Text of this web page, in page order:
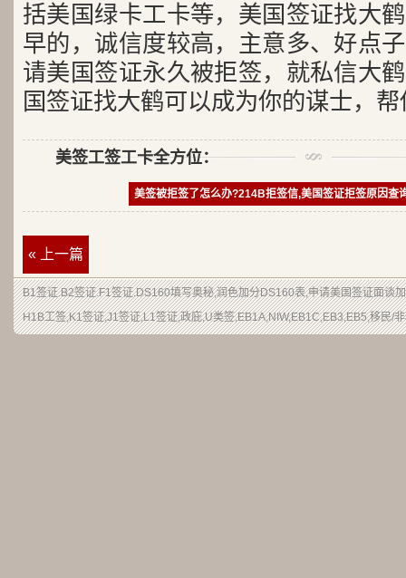
括美国绿卡工卡等，美国签证找大
早的，诚信度较高，主意多、好点
请美国签证永久被拒签，就私信大
国签证找大鹤可以成为你的谋士，
美签工签工卡全方位：
美签被拒签了怎么办?214B拒签信,美国签证拒签原因查
« 上一篇
B1签证.B2签证.F1签证.DS160填写奥秘,润色加分DS160表,申请美国签证面谈
H1B工签,K1签证,J1签证,L1签证,政庇,U类签,EB1A,NIW,EB1C,EB3,EB5,移民/